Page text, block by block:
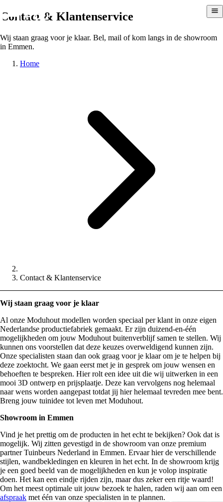
Contact & Klantenservice
Wij staan graag voor je klaar. Bel, mail of kom langs in de showroom
in Emmen.
Home
Contact & Klantenservice
Wij staan graag voor je klaar
Al onze Moduhout modellen worden speciaal per klant in onze eigen
Nederlandse productiefabriek gemaakt. Er zijn duizend-en-één
mogelijkheden om jouw Moduhout buitenverblijf samen te stellen. Wij
kunnen ons voorstellen dat deze keuzes overweldigend kunnen zijn.
Onze specialisten staan dan ook graag voor je klaar om je te helpen bij
deze zoektocht. We gaan eerst met je in gesprek om jouw wensen en
behoeften te bespreken. Hier rolt een idee uit die wij uitwerken in een
mooi 3D ontwerp en prijsplaatje. Deze kan vervolgens nog helemaal
naar wens worden aangepast totdat jij hier helemaal tevreden mee bent.
Breng jouw tuinidee tot leven met Moduhout.
Showroom in Emmen
Vind je het prettig om de producten in het echt te bekijken? Ook dat is
mogelijk. Wij zitten gevestigd in de showroom van onze premium
partner Tuinbeurs Nederland in Emmen. Ervaar hier de verschillende
stijlen, wandbekledingen en kleuren in het echt. In de showroom krijg
je een goed beeld van de mogelijkheden en kun je volop inspiratie
doen. Het kan een eindje rijden zijn, maar dus zeker een ritje waard!
Om het meest optimale uit jouw bezoek te halen, raden wij aan om een
afspraak met één van onze specialisten in te plannen.